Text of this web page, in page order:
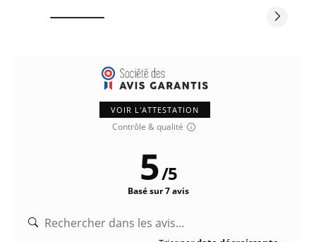
VOIR L'ATTESTATION
Contrôle & qualité
5/5
Basé sur 7 avis